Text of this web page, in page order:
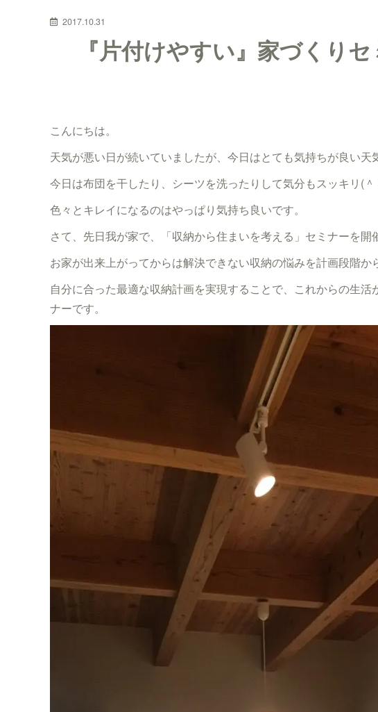
2017.10.31
『片付けやすい』家づくり
こんにちは。
天気が悪い日が続いていましたが、今日はとても気持ちが良い天
今日は布団を干したり、シーツを洗ったりして気分もスッキリ(＾
色々とキレイになるのはやっぱり気持ち良いです。
さて、先日我が家で、「収納から住まいを考える」セミナーを開
お家が出来上がってからは解決できない収納の悩みを計画段階か
自分に合った最適な収納計画を実現することで、これからの生
ナーです。